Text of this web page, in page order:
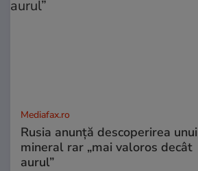
Mediafax.ro
Rusia anunță descoperirea unui
mineral rar „mai valoros decât
aurul”